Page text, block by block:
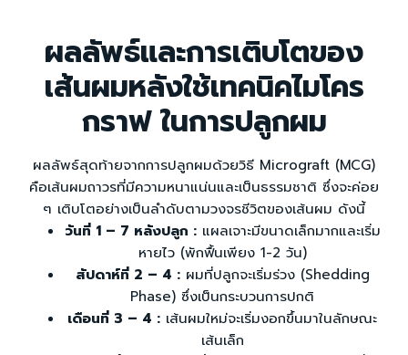
ผลลัพธ์และการเติบโตของ
เส้นผมหลังใช้เทคนิคไมโคร
กราฟ ในการปลูกผม
ผลลัพธ์สุดท้ายจากการปลูกผมด้วยวิธี Micrograft (MCG)
คือเส้นผมถาวรที่มีความหนาแน่นและเป็นธรรมชาติ ซึ่งจะค่อย
ๆ เติบโตอย่างเป็นลำดับตามวงจรชีวิตของเส้นผม ดังนี้
วันที่ 1 – 7 หลังปลูก :แผลเจาะมีขนาดเล็กมากและเริ่ม
หายไว (พักฟื้นเพียง 1-2 วัน)
สัปดาห์ที่ 2 – 4 :ผมที่ปลูกจะเริ่มร่วง (Shedding
Phase) ซึ่งเป็นกระบวนการปกติ
เดือนที่ 3 – 4 : เส้นผมใหม่จะเริ่มงอกขึ้นมาในลักษณะ
เส้นเล็ก